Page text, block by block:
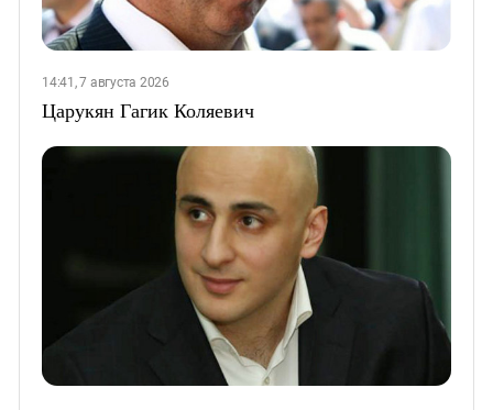
14:41, 7 августа 2026
Царукян Гагик Коляевич